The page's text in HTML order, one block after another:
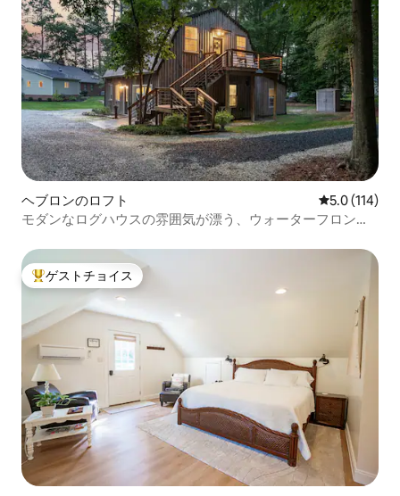
ヘブロンのロフト レビュー114
5.0 (114)
モダンなログハウスの雰囲気が漂う、ウォーターフロント
大好評のゲストチョイスです。
ゲストチョイス